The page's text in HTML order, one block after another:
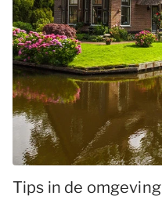
Tips in de omgeving